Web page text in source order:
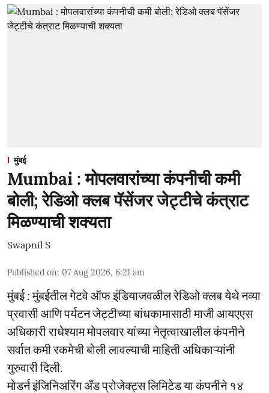
मुंबई
Mumbai : मोपलवारांच्या कंपनीची कमी
बोली; रेडिओ क्लब पॅसेंजर जेट्टीचे कंत्राट
मिळण्याची शक्यता
Swapnil S
Published on: 07 Aug 2026, 6:21 am
मुंबई : मुंबईतील गेटवे ऑफ इंडियाजवळील रेडिओ क्लब येथे नव्या
प्रवासी आणि पर्यटन जेट्टीच्या बांधकामासाठी माजी आयएएस
अधिकारी राधेश्याम मोपलवार यांच्या नेतृत्वाखालील कंपनीने
सर्वात कमी रकमेची बोली लावल्याची माहिती अधिकाऱ्यांनी
गुरुवारी दिली.
मोडर्न इंजिनिअरिंग अँड प्रोजेक्ट्स लिमिटेड या कंपनीने १४